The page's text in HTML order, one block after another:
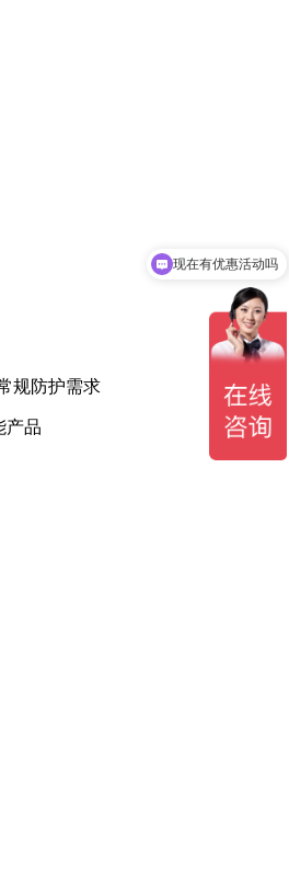
规防护需求
产品
可以介绍下你们的产品么